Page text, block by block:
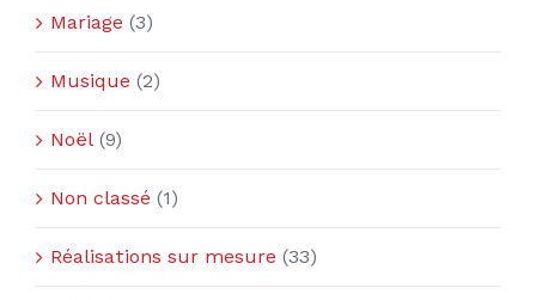
Mariage (3)
Musique (2)
Noël (9)
Non classé (1)
Réalisations sur mesure (33)